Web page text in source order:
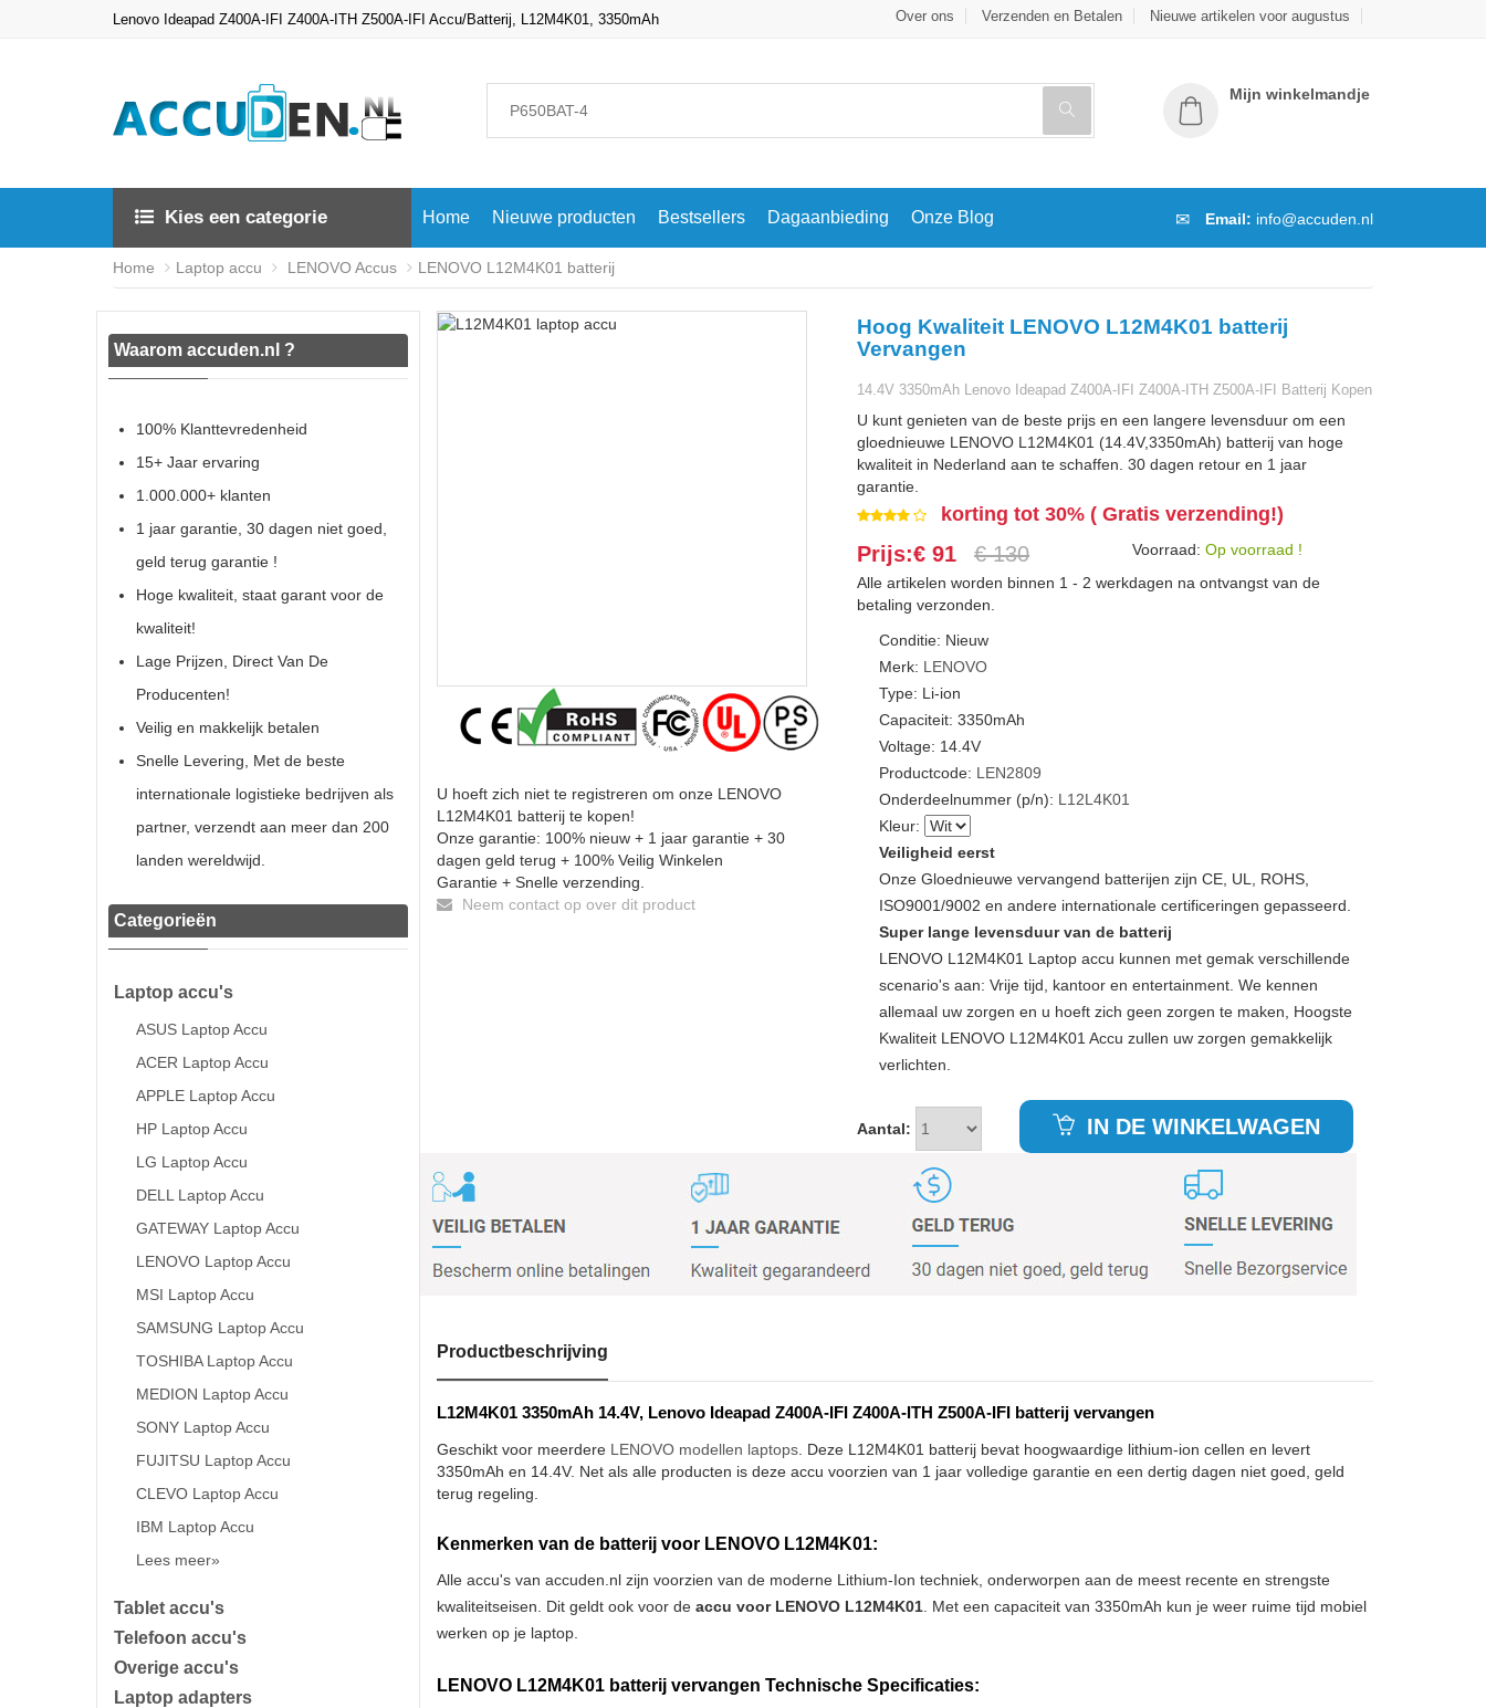
Lenovo Ideapad Z400A-IFI Z400A-ITH Z500A-IFI Accu/Batterij, L12M4K01, 3350mAh Over ons Verzenden en Betalen Nieuwe artikelen voor augustus
Mijn winkelmandje
Kies een categorie Home Nieuwe producten Bestsellers Dagaanbieding Onze Blog Email: info@accuden.nl
Home Laptop accu LENOVO Accus LENOVO L12M4K01 batterij
Waarom accuden.nl ?
100% Klanttevredenheid
15+ Jaar ervaring
1.000.000+ klanten
1 jaar garantie, 30 dagen niet goed,
geld terug garantie !
Hoge kwaliteit, staat garant voor de
kwaliteit!
Lage Prijzen, Direct Van De
Producenten!
Veilig en makkelijk betalen
Snelle Levering, Met de beste
internationale logistieke bedrijven als
partner, verzendt aan meer dan 200
landen wereldwijd.
Categorieën
Laptop accu's
ASUS Laptop Accu
ACER Laptop Accu
APPLE Laptop Accu
HP Laptop Accu
LG Laptop Accu
DELL Laptop Accu
GATEWAY Laptop Accu
LENOVO Laptop Accu
MSI Laptop Accu
SAMSUNG Laptop Accu
TOSHIBA Laptop Accu
MEDION Laptop Accu
SONY Laptop Accu
FUJITSU Laptop Accu
CLEVO Laptop Accu
IBM Laptop Accu
Lees meer»
Tablet accu's
Telefoon accu's
Overige accu's
Laptop adapters
U hoeft zich niet te registreren om onze LENOVO
L12M4K01 batterij te kopen!
Onze garantie: 100% nieuw + 1 jaar garantie + 30
dagen geld terug + 100% Veilig Winkelen
Garantie + Snelle verzending.
Neem contact op over dit product
Hoog Kwaliteit LENOVO L12M4K01 batterij
Vervangen
14.4V 3350mAh Lenovo Ideapad Z400A-IFI Z400A-ITH Z500A-IFI Batterij Kopen
U kunt genieten van de beste prijs en een langere levensduur om een
gloednieuwe LENOVO L12M4K01 (14.4V,3350mAh) batterij van hoge
kwaliteit in Nederland aan te schaffen. 30 dagen retour en 1 jaar
garantie.
korting tot 30% ( Gratis verzending!)
Prijs:€ 91 € 130 Voorraad: Op voorraad !
Alle artikelen worden binnen 1 - 2 werkdagen na ontvangst van de
betaling verzonden.
Conditie: Nieuw
Merk: LENOVO
Type: Li-ion
Capaciteit: 3350mAh
Voltage: 14.4V
Productcode: LEN2809
Onderdeelnummer (p/n): L12L4K01
Kleur:
Veiligheid eerst
Onze Gloednieuwe vervangend batterijen zijn CE, UL, ROHS,
ISO9001/9002 en andere internationale certificeringen gepasseerd.
Super lange levensduur van de batterij
LENOVO L12M4K01 Laptop accu kunnen met gemak verschillende
scenario's aan: Vrije tijd, kantoor en entertainment. We kennen
allemaal uw zorgen en u hoeft zich geen zorgen te maken, Hoogste
Kwaliteit LENOVO L12M4K01 Accu zullen uw zorgen gemakkelijk
verlichten.
Aantal: IN DE WINKELWAGEN
Productbeschrijving
L12M4K01 3350mAh 14.4V, Lenovo Ideapad Z400A-IFI Z400A-ITH Z500A-IFI batterij vervangen
Geschikt voor meerdere LENOVO modellen laptops. Deze L12M4K01 batterij bevat hoogwaardige lithium-ion cellen en levert
3350mAh en 14.4V. Net als alle producten is deze accu voorzien van 1 jaar volledige garantie en een dertig dagen niet goed, geld
terug regeling.
Kenmerken van de batterij voor LENOVO L12M4K01:
Alle accu's van accuden.nl zijn voorzien van de moderne Lithium-Ion techniek, onderworpen aan de meest recente en strengste
kwaliteitseisen. Dit geldt ook voor de accu voor LENOVO L12M4K01. Met een capaciteit van 3350mAh kun je weer ruime tijd mobiel
werken op je laptop.
LENOVO L12M4K01 batterij vervangen Technische Specificaties: